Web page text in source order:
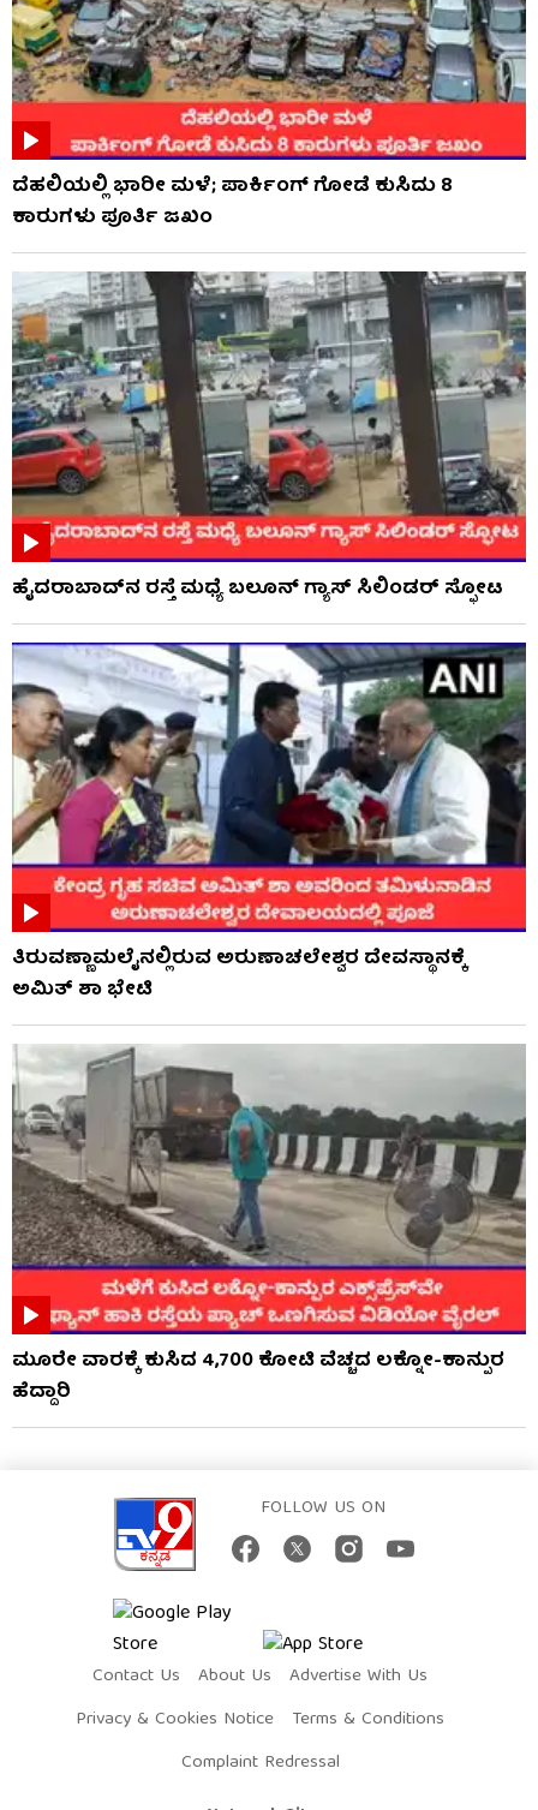
ದೆಹಲಿಯಲ್ಲಿ ಭಾರೀ ಮಳೆ; ಪಾರ್ಕಿಂಗ್ ಗೋಡೆ ಕುಸಿದು 8
ಕಾರುಗಳು ಪೂರ್ತಿ ಜಖಂ
ಹೈದರಾಬಾದ್​ನ ರಸ್ತೆ ಮಧ್ಯೆ ಬಲೂನ್ ಗ್ಯಾಸ್ ಸಿಲಿಂಡರ್ ಸ್ಫೋಟ
ತಿರುವಣ್ಣಾಮಲೈನಲ್ಲಿರುವ ಅರುಣಾಚಲೇಶ್ವರ ದೇವಸ್ಥಾನಕ್ಕೆ
ಅಮಿತ್ ಶಾ ಭೇಟಿ
ಮೂರೇ ವಾರಕ್ಕೆ ಕುಸಿದ 4,700 ಕೋಟಿ ವೆಚ್ಚದ ಲಕ್ನೋ-ಕಾನ್ಪುರ
ಹೆದ್ದಾರಿ
FOLLOW US ON
Contact Us About Us
Advertise With Us
Privacy & Cookies Notice
Terms & Conditions
Complaint Redressal